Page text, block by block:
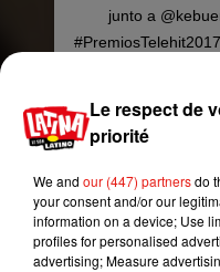
junto a
reste dans cette
et tatouages sexy.
petit à petit son
pour s’imposer en
Le respect de
priorité
We and our (447) partnersdo
your consent and/or our
information on a device; Use
profiles for personalised
advertising; Measure